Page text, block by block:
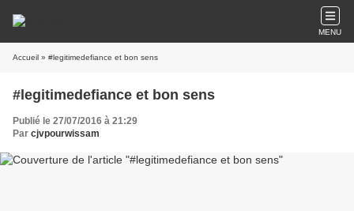
MENU
Accueil » #legitimedefiance et bon sens
#legitimedefiance et bon sens
Publié le 27/07/2016 à 21:29
Par cjvpourwissam